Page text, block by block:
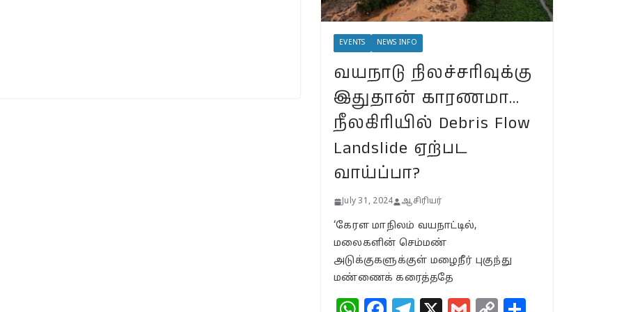
இதுதான்
காரணமா…
நீலகிரியில் Debris
Flow Landslide
ஏற்பட வாய்ப்பா?
மக்கள்; பா.ஜ.க.
புத்துயிர்
அளிக்குமா… இறுதி
உயிர்த்
துடிப்பையும்
நிறுத்துமா?
July 30, 2024
EVENTS NEWS INFO
வயநாடு நிலச்சரிவுக்கு
இதுதான் காரணமா…
நீலகிரியில் Debris Flow
Landslide ஏற்பட
வாய்ப்பா?
July 31, 2024 ஆசிரியர்
‘கேரள மாநிலம் வயநாட்டில்,
மலைகளின் செம்மண்
அடுக்குகளுக்குள் மழைநீர் புகுந்து
மண்ணைக் கரைத்ததே